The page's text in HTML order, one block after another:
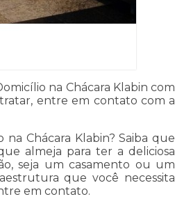
na Chácara Klabin com
entre em contato com a
Chácara Klabin? Saiba que
almeja para ter a deliciosa
seja um casamento ou um
que você necessita
em contato.